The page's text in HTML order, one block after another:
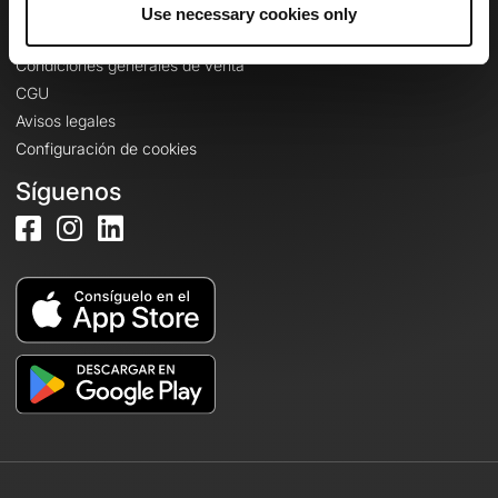
Use necessary cookies only
Condiciones generales de venta
CGU
Avisos legales
Configuración de cookies
Síguenos